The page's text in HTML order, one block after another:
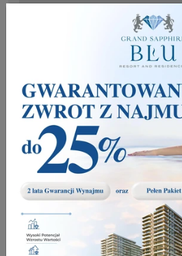
Centrálne podlahové
Inteligentný domáci
Biely tovar